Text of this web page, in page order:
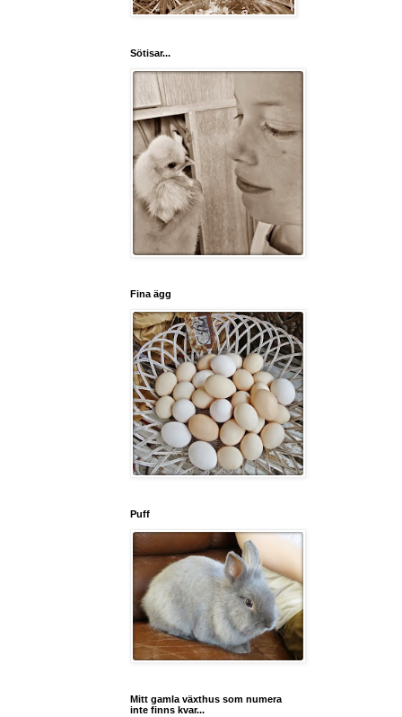
Sötisar...
Fina ägg
Puff
Mitt gamla växthus som numera
inte finns kvar...